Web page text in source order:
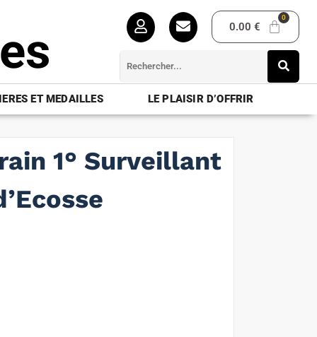
0.00€
ET MEDAILLES LE PLAISIR D’OFFRIR
1° Surveillant